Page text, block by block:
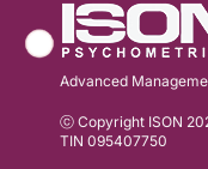
Advanced
ⓒ Copyright ISON
TIN 095407750